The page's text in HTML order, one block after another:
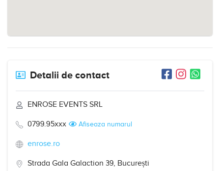
Detalii de contact
ENROSE EVENTS SRL
0799.95xxx Afiseaza numarul
enrose.ro
Strada Gala Galaction 39, București